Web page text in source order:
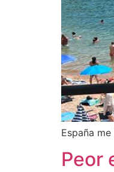
España
Peor